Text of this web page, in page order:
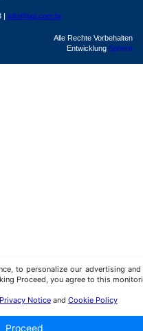
to personalize our advertising
Proceed, you agree to this
Privacy Noticeand Cookie Policy
Proceed
| info@bgl.com.br
Alle Rechte Vorbehalten
Entwicklung Sphera